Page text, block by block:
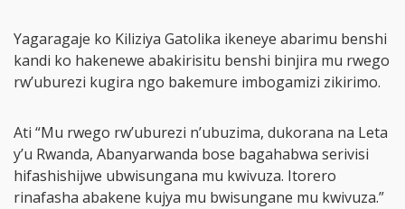
Yagaragaje ko Kiliziya Gatolika ikeneye abarimu benshi
kandi ko hakenewe abakirisitu benshi binjira mu rwego
rw’uburezi kugira ngo bakemure imbogamizi zikirimo.
Ati “Mu rwego rw’uburezi n’ubuzima, dukorana na Leta
y’u Rwanda, Abanyarwanda bose bagahabwa serivisi
hifashishijwe ubwisungana mu kwivuza. Itorero
rinafasha abakene kujya mu bwisungane mu kwivuza.”